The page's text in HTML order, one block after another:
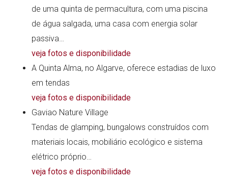
de uma quinta de permacultura, com uma piscina
de água salgada, uma casa com energia solar
passiva…
veja fotos e disponibilidade
A Quinta Alma, no Algarve, oferece estadias de luxo
em tendas
veja fotos e disponibilidade
Gaviao Nature Village
Tendas de glamping, bungalows construídos com
materiais locais, mobiliário ecológico e sistema
elétrico próprio…
veja fotos e disponibilidade